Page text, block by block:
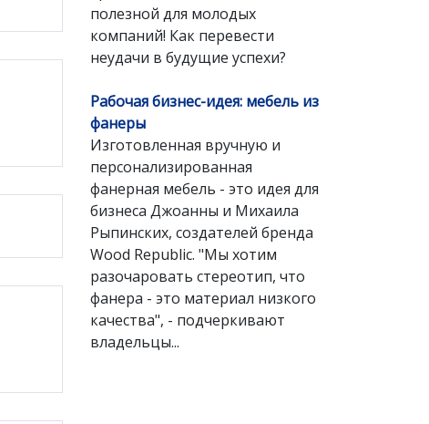
полезной для молодых
компаний! Как перевести
неудачи в будущие успехи?
Рабочая бизнес-идея: мебель из
фанеры
Изготовленная вручную и
персонализированная
фанерная мебель - это идея для
бизнеса Джоанны и Михаила
Рыпинских, создателей бренда
Wood Republic. "Мы хотим
разочаровать стереотип, что
фанера - это материал низкого
качества", - подчеркивают
владельцы...